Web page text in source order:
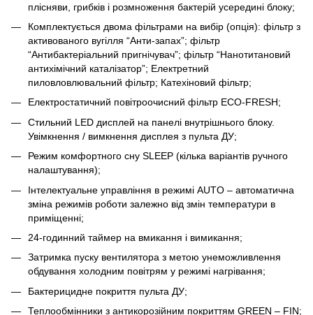
плісняви, грибків і розмноження бактерій усередині блоку;
Комплектується двома фільтрами на вибір (опція): фільтр з
активованого вугілля “Анти-запах”; фільтр
“Антибактеріальний пригнічувач”; фільтр “Нанотитановий
антихімічний каталізатор”; Електретний
пиловловлювальний фільтр; Катехіновий фільтр;
Електростатичний повітроочисний фільтр ЕСО-FRESH;
Стильний LED дисплей на панелі внутрішнього блоку.
Увімкнення / вимкнення дисплея з пульта ДУ;
Режим комфортного сну SLЕЕР (кілька варіантів ручного
налаштування);
Інтелектуальне управління в режимі AUTO – автоматична
зміна режимів роботи залежно від змін температури в
приміщенні;
24-годинний таймер на вмикання і вимикання;
Затримка пуску вентилятора з метою унеможливлення
обдування холодним повітрям у режимі нагрівання;
Бактерицидне покриття пульта ДУ;
Теплообмінники з антикорозійним покриттям GREEN – FIN;